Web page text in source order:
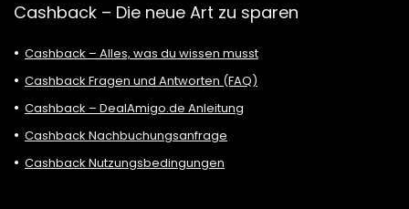
Cashback – Die neue Art zu sparen
Cashback – Alles, was du wissen musst
Cashback Fragen und Antworten (FAQ)
Cashback – DealAmigo.de Anleitung
Cashback Nachbuchungsanfrage
Cashback Nutzungsbedingungen